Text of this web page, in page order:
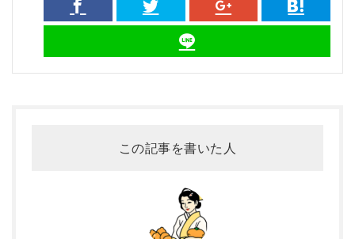
この記事を書いた人